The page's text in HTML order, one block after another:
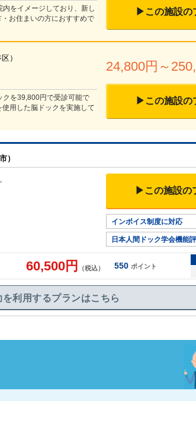
をイメージしており、新し
お住まいの方におすすめで
▶この施設の
区）
クを39,800円で受診可能で
用した脳ドックを実施して
24,800円～
▶この施設の
）
▶この施設の
インボイス制度に対応
日本人間ドック学会機能
60,500円 （税込） 550 ポイント
利用するプランはこちら